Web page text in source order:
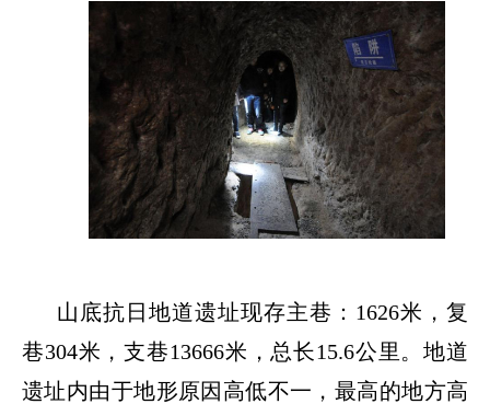
山底抗日地道遗址现存主巷： 1626米，复
巷304米，支巷13666米，总长15.6公里。地道
遗址内由于地形原因高低不一，最高的地方高